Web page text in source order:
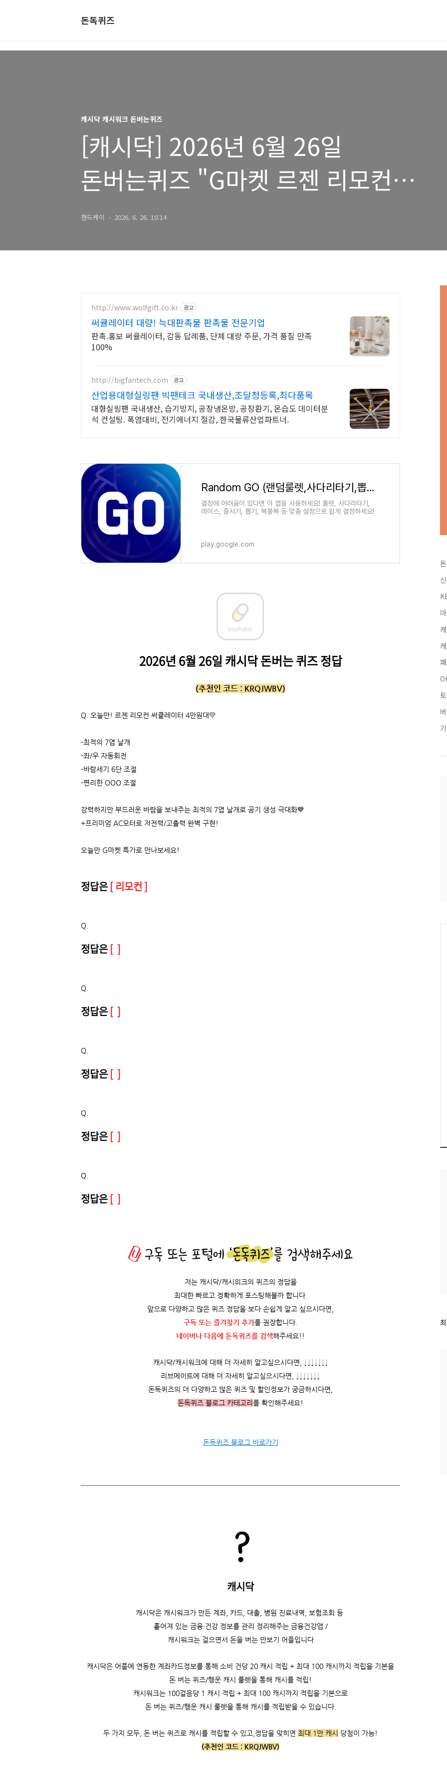
돈독퀴즈
캐시닥 캐시워크 돈버는퀴즈
[캐시닥] 2026년 6월 26일
돈버는퀴즈 "G마켓 르젠 리모컨
써큘레이터" 정답
잰드케이 2026. 6. 26. 10:14
http://www.wolfgift.co.kr 광고
써큘레이터 대량! 늑대판촉물 판촉물 전문기업
판촉.홍보 써큘레이터, 감동 답례품, 단체 대량 주문, 가격 품질 만족
100%
http://bigfantech.com 광고
산업용대형실링팬 빅팬테크 국내생산,조달청등록,최다품목
대형실링팬 국내생산, 습기방지, 공장냉온방, 공장환기, 온습도 데이터분
석 컨설팅. 폭염대비, 전기에너지 절감, 한국물류산업파트너.
Random GO (랜덤룰렛,사다리타기,뽑기,복불복) - Google Play 앱
결정에 어려움이 있다면 이 앱을 사용하세요! 룰렛, 사다리타기,
레이스, 줄서기, 뽑기, 복불복 등 맞춤 설정으로 쉽게 결정하세요!
play.google.com
2026년 6월 26일캐시닥 돈버는 퀴즈 정답
(추천인 코드 : KRQJWBV)
Q. 오늘만! 르젠 리모컨 써큘레이터 4만원대💛
-최적의 7엽 날개
-좌/우 자동회전
-바람세기 6단 조절
-편리한 OOO 조절
강력하지만 부드러운 바람을 보내주는 최적의 7엽 날개로 공기 생성 극대화💙
+프리미엄 AC모터로 저전력/고출력 완벽 구현!
오늘만 G마켓 특가로 만나보세요!
정답은 [ 리모컨 ]
Q.
정답은 [ ]
Q.
정답은 [ ]
Q.
정답은 [ ]
Q.
정답은 [ ]
Q.
정답은 [ ]
저는 캐시닥/캐시위크의 퀴즈의 정답을
최대한 빠르고 정확하게 포스팅해볼까 합니다.
앞으로 다양하고 많은 퀴즈 정답을 보다 손쉽게 알고 싶으시다면,
구독 또는 즐겨찾기 추가를 권장합니다.
네이버나 다음에 돈독퀴즈를 검색해주세요!!
캐시닥/캐시워크에 대해 더 자세히 알고싶으시다면, ↓↓↓↓↓↓↓
리브메이트에 대해 더 자세히 알고싶으시다면, ↓↓↓↓↓↓↓
돈독퀴즈의 더 다양하고 많은 퀴즈 및 할인정보가 궁금하시다면,
돈독퀴즈 블로그 카테고리를 확인해주세요!
돈독퀴즈 블로그 바로가기
캐시닥
캐시닥은 캐시워크가 만든 계좌, 카드, 대출, 병원 진료내역, 보험조회 등
흩어져 있는 금융·건강 정보를 관리 정리해주는 금융건강앱 /
캐시워크는 걸으면서 돈을 버는 만보기 어플입니다
캐시닥은 어플에 연동한 계좌카드정보를 통해 소비 건당 20 캐시 적립 + 최대 100 캐시까지 적립을 기본을
돈 버는 퀴즈/행운 캐시 룰렛을 통해 캐시를 적립!
캐시워크는 100걸음당 1 캐시 적립 + 최대 100 캐시까지 적립을 기본으로
돈 버는 퀴즈/행운 캐시 룰렛을 통해 캐시를 적립받을 수 있습니다.
두 가지 모두, 돈 버는 퀴즈로 캐시를 적립할 수 있고, 정답을 맞히면 최대 1만 캐시
당첨이 가능!
(추천인 코드 : KRQJWBV)
최